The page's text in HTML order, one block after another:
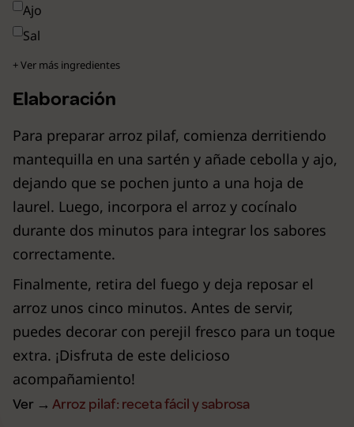
Ajo
Sal
+ Ver más ingredientes
Elaboración
Para preparar arroz pilaf, comienza derritiendo
mantequilla en una sartén y añade cebolla y ajo,
dejando que se pochen junto a una hoja de
laurel. Luego, incorpora el arroz y cocínalo
durante dos minutos para integrar los sabores
correctamente.
Finalmente, retira del fuego y deja reposar el
arroz unos cinco minutos. Antes de servir,
puedes decorar con perejil fresco para un toque
extra. ¡Disfruta de este delicioso
acompañamiento!
Ver → Arroz pilaf: receta fácil y sabrosa